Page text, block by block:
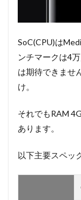
SoC(CPU)は
ンチマークは4
は期待できませ
け。
それでもRAM
あります。
以下主要スペッ